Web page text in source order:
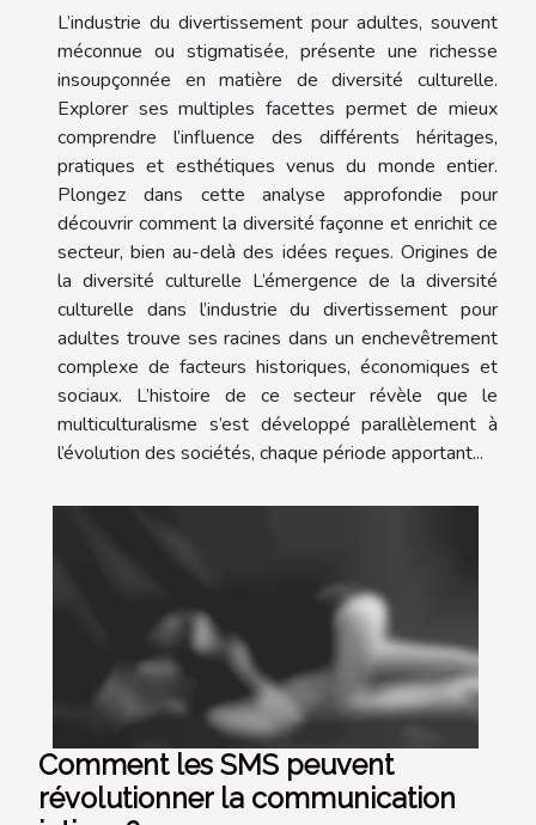
L’industrie du divertissement pour adultes, souvent
méconnue ou stigmatisée, présente une richesse
insoupçonnée en matière de diversité culturelle.
Explorer ses multiples facettes permet de mieux
comprendre l’influence des différents héritages,
pratiques et esthétiques venus du monde entier.
Plongez dans cette analyse approfondie pour
découvrir comment la diversité façonne et enrichit ce
secteur, bien au-delà des idées reçues. Origines de
la diversité culturelle L’émergence de la diversité
culturelle dans l’industrie du divertissement pour
adultes trouve ses racines dans un enchevêtrement
complexe de facteurs historiques, économiques et
sociaux. L’histoire de ce secteur révèle que le
multiculturalisme s’est développé parallèlement à
l’évolution des sociétés, chaque période apportant...
Comment les SMS peuvent
révolutionner la communication